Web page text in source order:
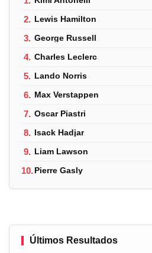
2. Lewis Hamilton
3. George Russell
4. Charles Leclerc
5. Lando Norris
6. Max Verstappen
7. Oscar Piastri
8. Isack Hadjar
9. Liam Lawson
10.Pierre Gasly
Últimos Resultados